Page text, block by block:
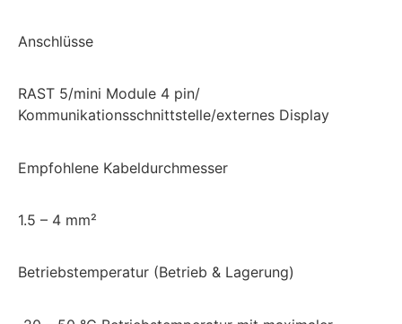
Anschlüsse
RAST 5/mini Module 4 pin/
Kommunikationsschnittstelle/externes Display
Empfohlene Kabeldurchmesser
1.5 – 4 mm²
Betriebstemperatur (Betrieb & Lagerung)